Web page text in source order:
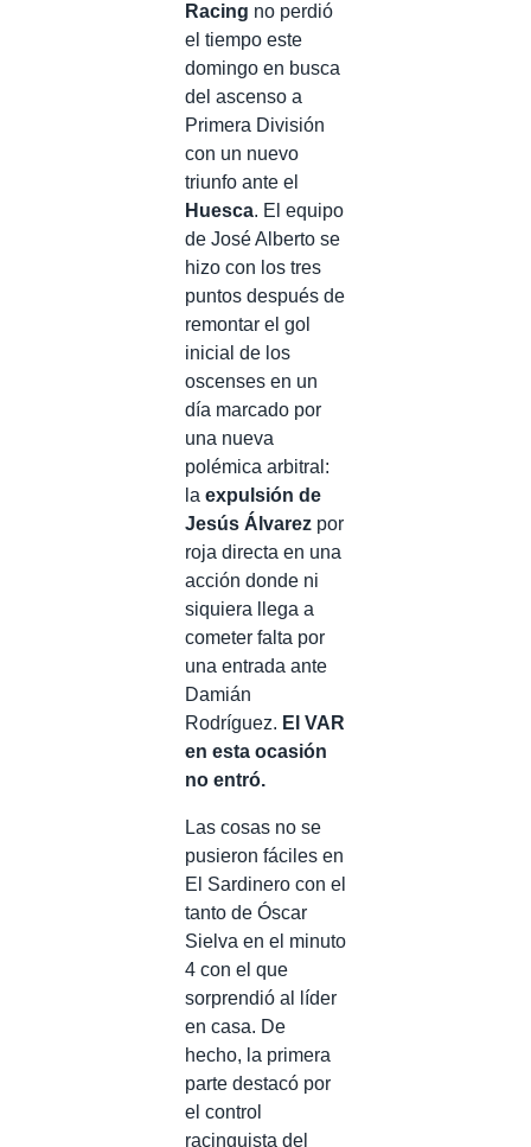
Racing no perdió
el tiempo este
domingo en busca
del ascenso a
Primera División
con un nuevo
triunfo ante el
Huesca. El equipo
de José Alberto se
hizo con los tres
puntos después de
remontar el gol
inicial de los
oscenses en un
día marcado por
una nueva
polémica arbitral:
la expulsión de
Jesús Álvarez por
roja directa en una
acción donde ni
siquiera llega a
cometer falta por
una entrada ante
Damián
Rodríguez. El VAR
en esta ocasión
no entró.
Las cosas no se
pusieron fáciles en
El Sardinero con el
tanto de Óscar
Sielva en el minuto
4 con el que
sorprendió al líder
en casa. De
hecho, la primera
parte destacó por
el control
racinguista del